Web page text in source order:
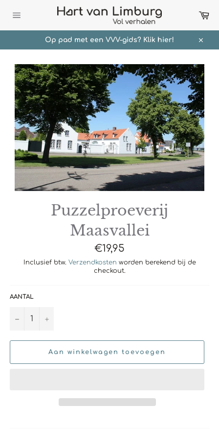
naar
content
Op pad met een VVV-gids? Klik hier!
Puzzelproeverij
Maasvallei
Normale
prijs
€19,95
Inclusief btw. Verzendkosten worden berekend bij de
checkout.
AANTAL
− +
Aan winkelwagen toevoegen